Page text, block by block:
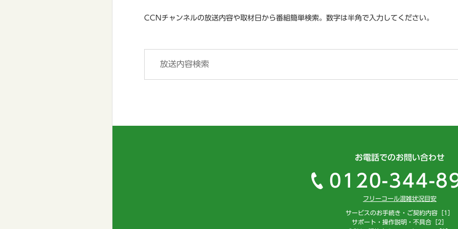
CCNチャンネルの放送内容や取材日から番組簡単検索。数字は半角で入力してください。
お電話でのお問い合わせ
0120-344-
フリーコール混雑状況目安
サービスのお手続き・ご契約内容［1］
サポート・操作説明・不具合［2］